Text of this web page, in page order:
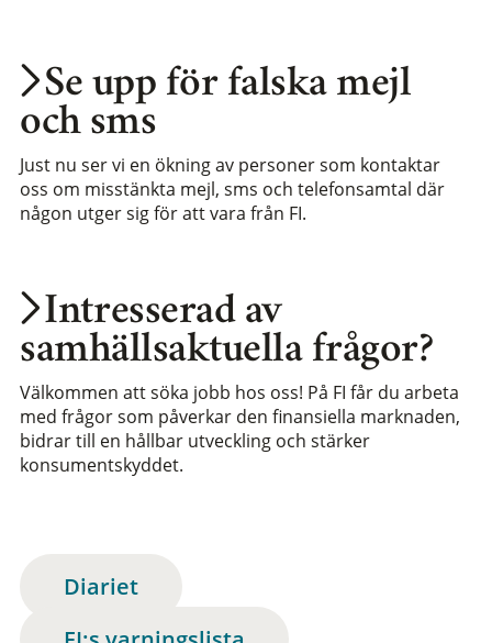
Intresserad av
samhällsaktuella frågor?
Välkommen att söka jobb hos oss! På FI får du arbeta
med frågor som påverkar den finansiella marknaden,
bidrar till en hållbar utveckling och stärker
konsumentskyddet.
Se upp för falska mejl
och sms
Just nu ser vi en ökning av personer som kontaktar
oss om misstänkta mejl, sms och telefonsamtal där
någon utger sig för att vara från FI.
Diariet